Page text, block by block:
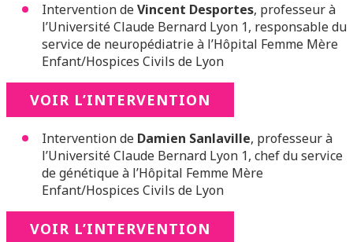
Intervention deVincent Desportes, professeur à
l’Université Claude Bernard Lyon 1, responsable du
service de neuropédiatrie à l’Hôpital Femme Mère
Enfant/Hospices Civils de Lyon
VOIR L’INTERVENTION
Intervention de Damien Sanlaville, professeur à
l’Université Claude Bernard Lyon 1, chef du service
de génétique à l’Hôpital Femme Mère
Enfant/Hospices Civils de Lyon
VOIR L’INTERVENTION